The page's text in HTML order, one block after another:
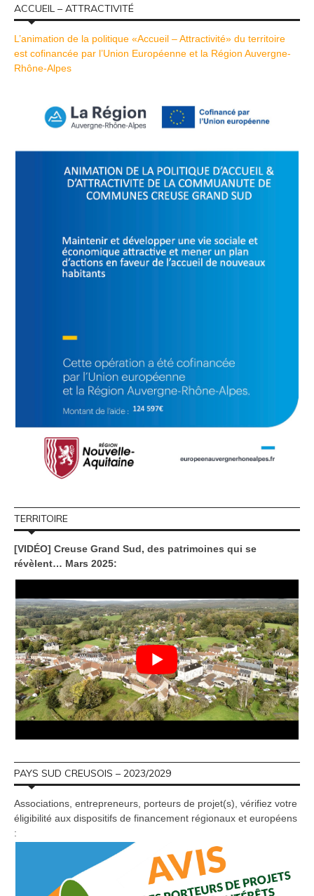
ACCUEIL – ATTRACTIVITÉ
L’animation de la politique «Accueil – Attractivité» du territoire
est cofinancée par l’Union Européenne et la Région Auvergne-
Rhône-Alpes
TERRITOIRE
[VIDÉO] Creuse Grand Sud, des patrimoines qui se
révèlent… Mars 2025:
PAYS SUD CREUSOIS – 2023/2029
Associations, entrepreneurs, porteurs de projet(s), vérifiez votre
éligibilité aux dispositifs de financement régionaux et européens
: